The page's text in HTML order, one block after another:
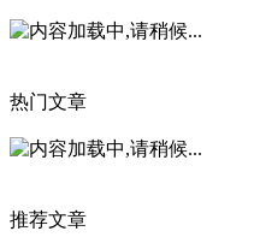
热门文章
推荐文章